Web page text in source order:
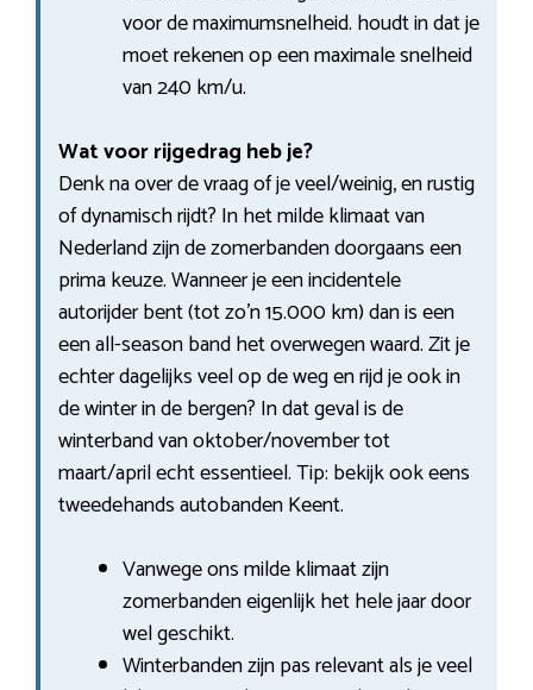
voor de maximumsnelheid. houdt in dat je
moet rekenen op een maximale snelheid
van 240 km/u.
Wat voor rijgedrag heb je?
Denk na over de vraag of je veel/weinig, en rustig
of dynamisch rijdt? In het milde klimaat van
Nederland zijn de zomerbanden doorgaans een
prima keuze. Wanneer je een incidentele
autorijder bent (tot zo’n 15.000 km) dan is een
een all-season band het overwegen waard. Zit je
echter dagelijks veel op de weg en rijd je ook in
de winter in de bergen? In dat geval is de
winterband van oktober/november tot
maart/april echt essentieel. Tip: bekijk ook eens
tweedehands autobanden Keent.
Vanwege ons milde klimaat zijn
zomerbanden eigenlijk het hele jaar door
wel geschikt.
Winterbanden zijn pas relevant als je veel